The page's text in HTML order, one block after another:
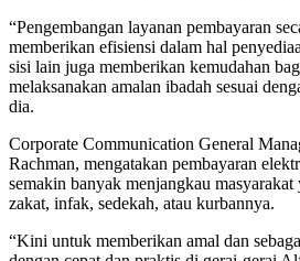
“Pengembangan layanan pembayaran
memberikan efisiensi dalam hal
sisi lain juga memberikan kemudahan
melaksanakan amalan ibadah sesuai
dia.
Corporate Communication General
Rachman, mengatakan pembayaran
semakin banyak menjangkau
zakat, infak, sedekah, atau kurbannya.
“Kini untuk memberikan amal dan